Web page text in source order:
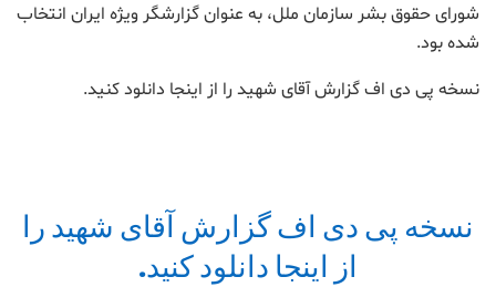
شورای حقوق بشر سازمان ملل، به عنوان گزارشگر ویژه ایران انتخاب
شده بود.
نسخه پی دی اف گزارش آقای شهید را از اینجا دانلود کنید.
نسخه پی دی اف گزارش آقای شهید را
از اینجا دانلود کنید.